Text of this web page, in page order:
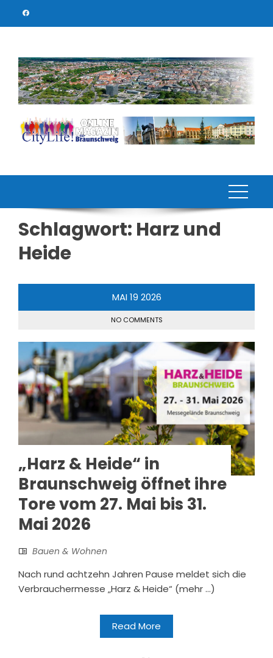
Schlagwort: Harz und
Heide
MAI 19 2026
NO COMMENTS
„Harz & Heide“ in
Braunschweig öffnet ihre
Tore vom 27. Mai bis 31.
Mai 2026
Bauen & Wohnen
Nach rund achtzehn Jahren Pause meldet sich die
Verbrauchermesse „Harz & Heide“ (mehr …)
Read More